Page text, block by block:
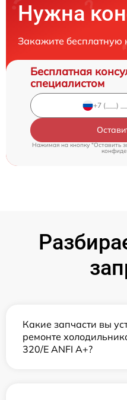
Нужна
Закажите бесплатную
Бесплатная
специалистом
Нажимая на кнопку "Оставить
Какие запчасти вы
ремонте
320/E ANFI A+?